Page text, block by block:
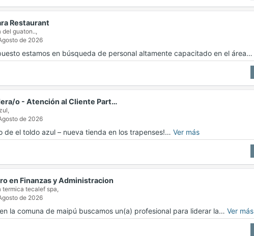
Restaurant
del guaton..,
de 2026
estamos en búsqueda de personal altamente capacitado en el área…
o - Atención al Cliente Part…
de 2026
de el toldo azul – nueva tienda en los trapenses!… Ver más
en Finanzas y Administracion
termica tecalef spa,
de 2026
la comuna de maipú buscamos un(a) profesional para liderar la… Ver más